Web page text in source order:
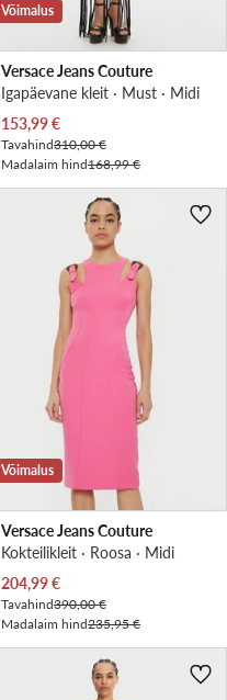
Võimalus
Versace Jeans Couture
Igapäevane kleit · Must · Midi
Praegune hind
153,99€
Tavahind310,00 €
Madalaim hind168,99 €
Võimalus
Versace Jeans Couture
Kokteilikleit · Roosa · Midi
Praegune hind
204,99€
Tavahind390,00 €
Madalaim hind235,95 €